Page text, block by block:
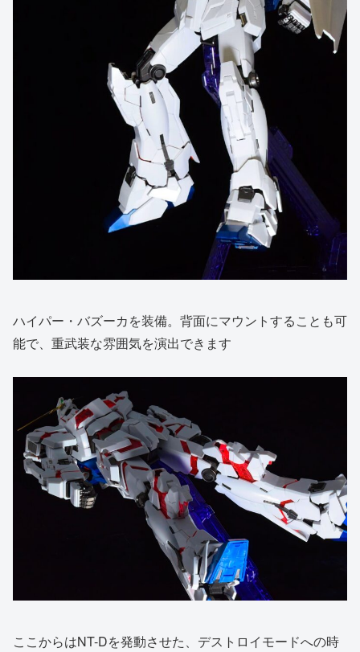
ハイパー・バズーカを装備。背面にマウントすることも可
能で、重武装な雰囲気を演出できます
ここからはNT-Dを発動させた、デストロイモードへの時